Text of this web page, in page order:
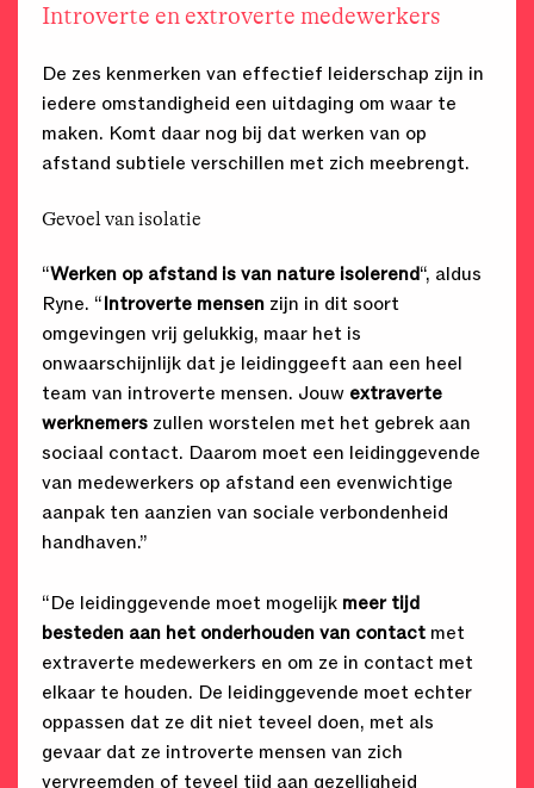
Introverte en extroverte medewerkers
De zes kenmerken van effectief leiderschap zijn in
iedere omstandigheid een uitdaging om waar te
maken. Komt daar nog bij dat werken van op
afstand subtiele verschillen met zich meebrengt.
Gevoel van isolatie
“Werken op afstand is van nature isolerend“, aldus
Ryne. “Introverte mensen zijn in dit soort
omgevingen vrij gelukkig, maar het is
onwaarschijnlijk dat je leidinggeeft aan een heel
team van introverte mensen. Jouw extraverte
werknemers zullen worstelen met het gebrek aan
sociaal contact. Daarom moet een leidinggevende
van medewerkers op afstand een evenwichtige
aanpak ten aanzien van sociale verbondenheid
handhaven.”
“De leidinggevende moet mogelijk meer tijd
besteden aan het onderhouden van contact met
extraverte medewerkers en om ze in contact met
elkaar te houden. De leidinggevende moet echter
oppassen dat ze dit niet teveel doen, met als
gevaar dat ze introverte mensen van zich
vervreemden of teveel tijd aan gezelligheid